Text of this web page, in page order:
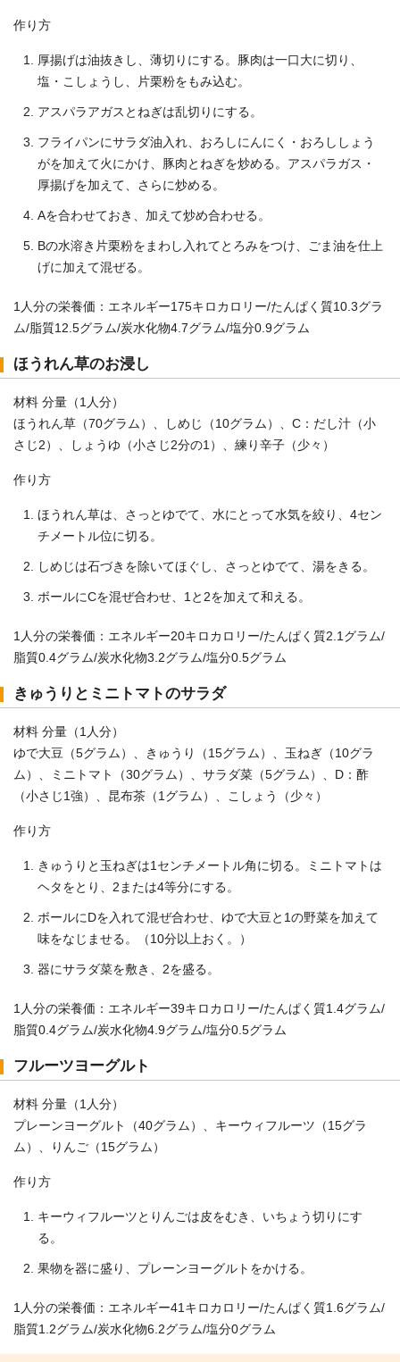
作り方
厚揚げは油抜きし、薄切りにする。豚肉は一口大に切り、
塩・こしょうし、片栗粉をもみ込む。
アスパラアガスとねぎは乱切りにする。
フライパンにサラダ油入れ、おろしにんにく・おろししょう
がを加えて火にかけ、豚肉とねぎを炒める。アスパラガス・
厚揚げを加えて、さらに炒める。
Aを合わせておき、加えて炒め合わせる。
Bの水溶き片栗粉をまわし入れてとろみをつけ、ごま油を仕上
げに加えて混ぜる。
1人分の栄養価：エネルギー175キロカロリー/たんぱく質10.3グラ
ム/脂質12.5グラム/炭水化物4.7グラム/塩分0.9グラム
ほうれん草のお浸し
材料 分量（1人分）
ほうれん草（70グラム）、しめじ（10グラム）、C：だし汁（小
さじ2）、しょうゆ（小さじ2分の1）、練り辛子（少々）
作り方
ほうれん草は、さっとゆでて、水にとって水気を絞り、4セン
チメートル位に切る。
しめじは石づきを除いてほぐし、さっとゆでて、湯をきる。
ボールにCを混ぜ合わせ、1と2を加えて和える。
1人分の栄養価：エネルギー20キロカロリー/たんぱく質2.1グラム/
脂質0.4グラム/炭水化物3.2グラム/塩分0.5グラム
きゅうりとミニトマトのサラダ
材料 分量（1人分）
ゆで大豆（5グラム）、きゅうり（15グラム）、玉ねぎ（10グラ
ム）、ミニトマト（30グラム）、サラダ菜（5グラム）、D：酢
（小さじ1強）、昆布茶（1グラム）、こしょう（少々）
作り方
きゅうりと玉ねぎは1センチメートル角に切る。ミニトマトは
ヘタをとり、2または4等分にする。
ボールにDを入れて混ぜ合わせ、ゆで大豆と1の野菜を加えて
味をなじませる。（10分以上おく。）
器にサラダ菜を敷き、2を盛る。
1人分の栄養価：エネルギー39キロカロリー/たんぱく質1.4グラム/
脂質0.4グラム/炭水化物4.9グラム/塩分0.5グラム
フルーツヨーグルト
材料 分量（1人分）
プレーンヨーグルト（40グラム）、キーウィフルーツ（15グラ
ム）、りんご（15グラム）
作り方
キーウィフルーツとりんごは皮をむき、いちょう切りにす
る。
果物を器に盛り、プレーンヨーグルトをかける。
1人分の栄養価：エネルギー41キロカロリー/たんぱく質1.6グラム/
脂質1.2グラム/炭水化物6.2グラム/塩分0グラム